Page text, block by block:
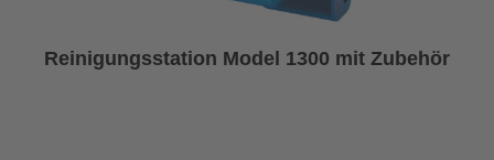
Reinigungsstation Model 1300 mit Zubehör